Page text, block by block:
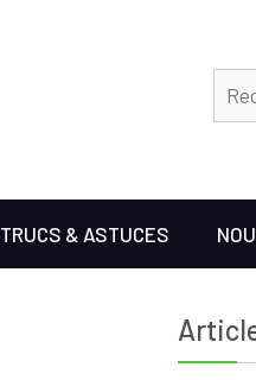
TRUCS & ASTUCES